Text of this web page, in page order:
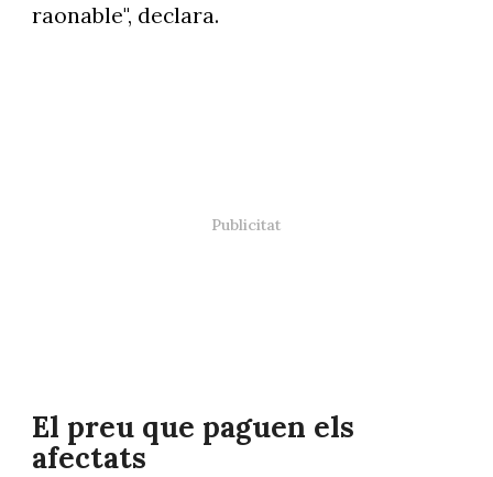
raonable", declara.
El preu que paguen els
afectats